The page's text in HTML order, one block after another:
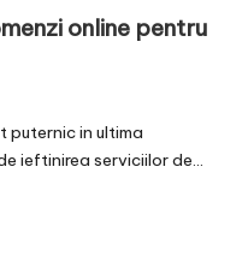
online pentru
in ultima
ieftinirea serviciilor de…